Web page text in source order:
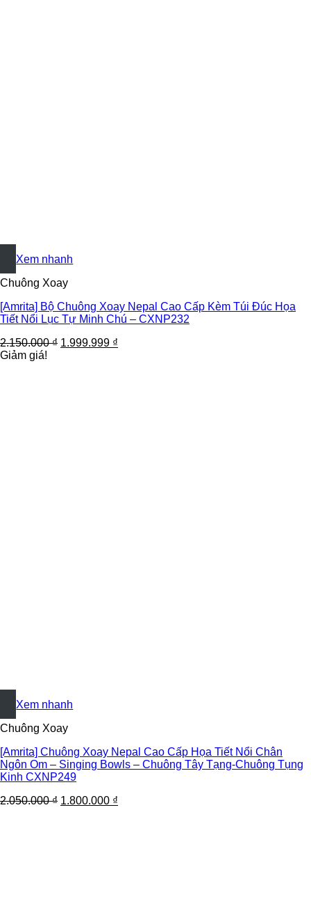
+
Xem nhanh
Chuông Xoay
[Amrita] Bộ Chuông Xoay Nepal Cao Cấp Kèm Túi Đúc Họa
Tiết Nổi Lục Tự Minh Chú – CXNP232
2.150.000₫ 1.999.999 ₫
Giảm giá!
+
Xem nhanh
Chuông Xoay
[Amrita] Chuông Xoay Nepal Cao Cấp Họa Tiết Nổi Chân
Ngôn Om – Singing Bowls – Chuông Tây Tạng-Chuông Tụng
Kinh CXNP249
2.050.000₫ 1.800.000 ₫